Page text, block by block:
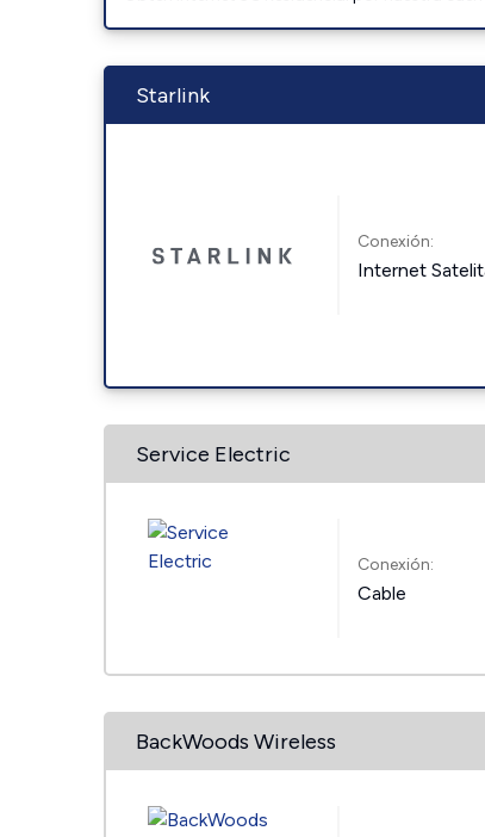
Starlink
Conexión:
Internet
Service Electric
Conexión:
Cable
BackWoods Wireless